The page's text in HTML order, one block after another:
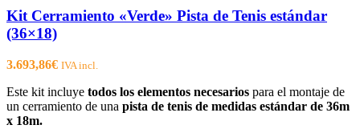
Kit Cerramiento «Verde» Pista de Tenis estándar
(36×18)
3.693,86€ IVA incl.
Este kit incluye todos los elementos necesarios para el montaje de
un cerramiento de una pista de tenis de medidas estándar de 36m
x 18m.